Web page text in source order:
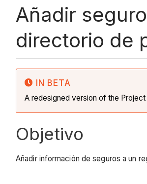
Añadir
directorio de
IN BETA
A redesigned version of the
Objetivo
Añadir información de seguros a un